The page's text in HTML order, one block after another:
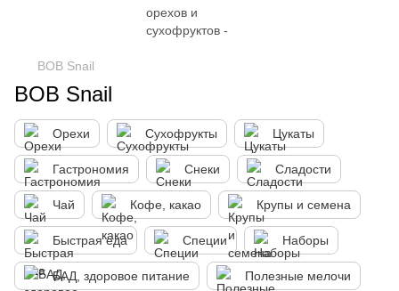
BOB Snail
BOB Snail
Орехи Сухофрукты Цукаты
Гастрономия Снеки Сладости
Чай Кофе, какао Крупы и семена
Быстрая еда Специи Наборы
БАД, здоровое питание Полезные мелочи